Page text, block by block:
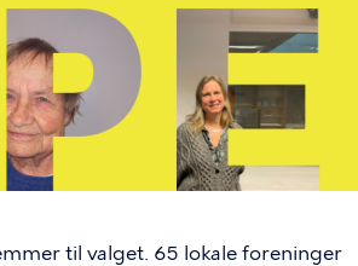
til valget. 65 lokale foreninger